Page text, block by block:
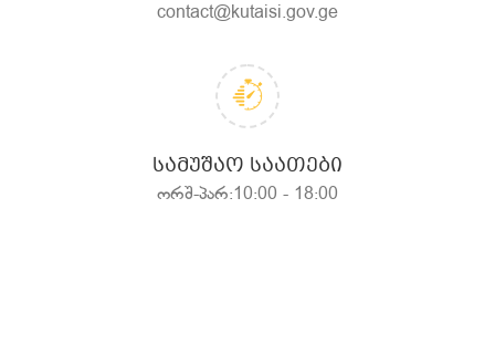
contact@kutaisi.gov.ge
ᲡᲐᲛᲣᲨᲐᲝ ᲡᲐᲐᲗᲔᲑᲘ
ორშ-პარ:10:00 - 18:00